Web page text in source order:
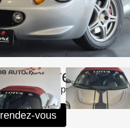
intéressé(e)
demande pour être
délais.
vous